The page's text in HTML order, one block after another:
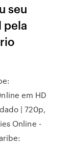
seu
pela
em HD
| 720p,
Online -